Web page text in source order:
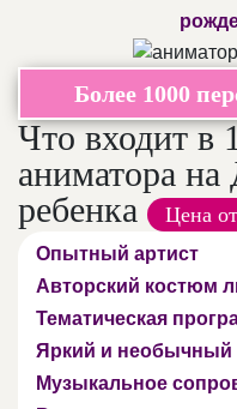
Более 1000
Что входит в
аниматора
ребенка
Цена
Опытный артист
Авторский костюм
Тематическая
Яркий и необычный
Музыкальное